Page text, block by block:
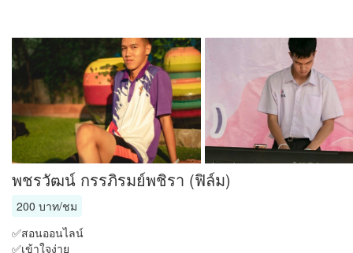
พชรวัฒน์ กรรภิรมย์พชิรา (ฟิล์ม)
200 บาท/ชม
✅สอนออนไลน์
✅เข้าใจง่าย